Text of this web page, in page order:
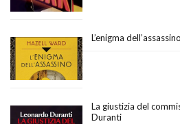
L’enigma
La giustizia del
Duranti